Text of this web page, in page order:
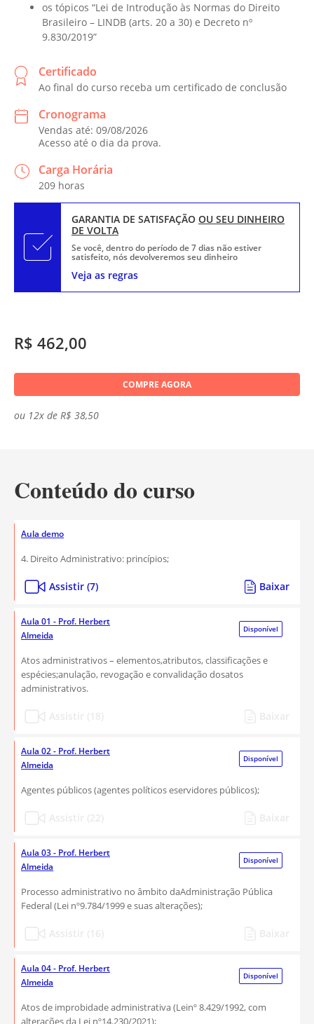
os tópicos “Lei de Introdução às Normas do Direito
Brasileiro – LINDB (arts. 20 a 30) e Decreto nº
9.830/2019”
R$ 462,00
COMPRE AGORA
ou 12x de R$ 38,50
Certificado
Ao final do curso receba um certificado de conclusão
Cronograma
Vendas até: 09/08/2026
Acesso até o dia da prova.
Carga Horária
209 horas
GARANTIA DE SATISFAÇÃO OU SEU DINHEIRO
DE VOLTA
Se você, dentro do período de 7 dias não estiver
satisfeito, nós devolveremos seu dinheiro
Veja as regras
Conteúdo do curso
Aula demo
4. Direito Administrativo: princípios;
Assistir (7) Baixar
Aula 01 - Prof. Herbert
Almeida
Disponível
Atos administrativos – elementos,atributos, classificações e
espécies;anulação, revogação e convalidação dosatos
administrativos.
Aula 02 - Prof. Herbert
Almeida
Disponível
Agentes públicos (agentes políticos eservidores públicos);
Aula 03 - Prof. Herbert
Almeida
Disponível
Processo administrativo no âmbito daAdministração Pública
Federal (Lei nº9.784/1999 e suas alterações);
Aula 04 - Prof. Herbert
Almeida
Disponível
Atos de improbidade administrativa (Leinº 8.429/1992, com
alterações da Lei nº14.230/2021);